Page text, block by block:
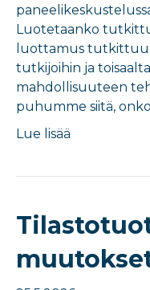
Luotetaanko
luottamus
tutkijoihin ja
mahdollisuuteen
puhumme siitä,
Lue lisää